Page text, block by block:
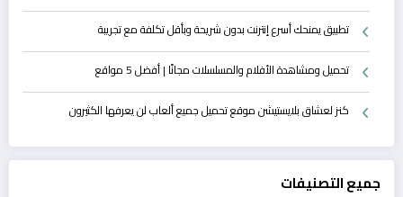
تطبيق يمنحك أسرع إنترنت بدون شريحة وبأقل تكلفة مع تجريبة
تحميل ومشاهدة الأفلام والمسلسلات مجانًا | أفضل 5 مواقع
كنز لعشاق بلايستيشن موقع تحميل جميع ألعاب لن يعرفها الكثيرون
جميع التصنيفات